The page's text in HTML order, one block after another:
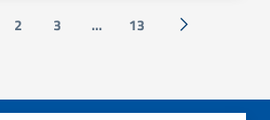
2 3 ... 13 Successiva »